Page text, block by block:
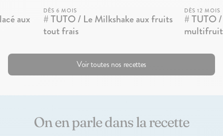
aux
DÈS 6 MOIS
# TUTO / Le Milkshake aux fruits
tout frais
DÈS 12 MOIS
# TUTO
Voir toutes nos recettes
On en parle dans la recette